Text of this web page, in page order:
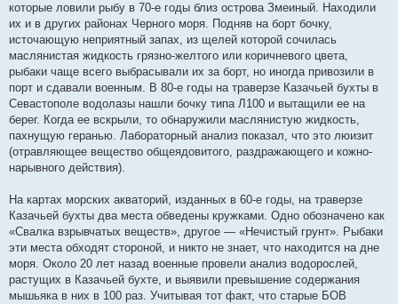
которые ловили рыбу в 70-е годы близ острова Змеиный. Находили
их и в других районах Черного моря. Подняв на борт бочку,
источающую неприятный запах, из щелей которой сочилась
маслянистая жидкость грязно-желтого или коричневого цвета,
рыбаки чаще всего выбрасывали их за борт, но иногда привозили в
порт и сдавали военным. В 80-е годы на траверзе Казачьей бухты в
Севастополе водолазы нашли бочку типа Л100 и вытащили ее на
берег. Когда ее вскрыли, то обнаружили маслянистую жидкость,
пахнущую геранью. Лабораторный анализ показал, что это люизит
(отравляющее вещество общеядовитого, раздражающего и кожно-
нарывного действия).
На картах морских акваторий, изданных в 60-е годы, на траверзе
Казачьей бухты два места обведены кружками. Одно обозначено как
«Свалка взрывчатых веществ», другое — «Нечистый грунт». Рыбаки
эти места обходят стороной, и никто не знает, что находится на дне
моря. Около 20 лет назад военные провели анализ водорослей,
растущих в Казачьей бухте, и выявили превышение содержания
мышьяка в них в 100 раз. Учитывая тот факт, что старые БОВ